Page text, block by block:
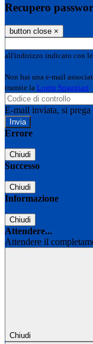
Recupero
button close ×
all'indirizzo indicato con
Non hai una e-mail
tramite la Login Spaggiari
E-mail inviata, si
Errore
Chiudi
Successo
Chiudi
Informazione
Chiudi
Attendere...
Attendere il
Chiudi